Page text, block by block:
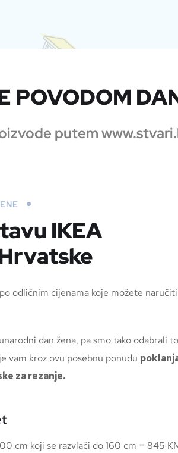
POVODOM
putem
IKEA
po odličnim cijenama koje možete naručiti
dan žena, pa smo tako odabrali
vam kroz ovu posebnu ponudu
za rezanje.
cm koji se razvlači do 160 cm = 845